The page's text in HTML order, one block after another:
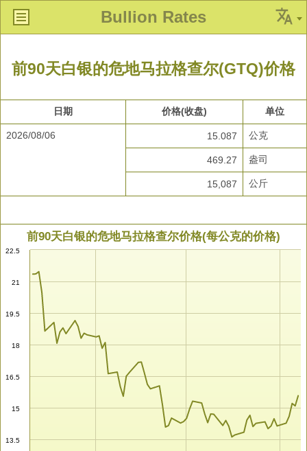
Bullion Rates
前90天白银的危地马拉格查尔(GTQ)价格
日期 价格(收盘) 单位
2026/08/06 15.087 公克
469.27 盎司
15,087 公斤
前90天白银的危地马拉格查尔价格(每公克的价格)
13.5
15
16.5
18
19.5
21
22.5